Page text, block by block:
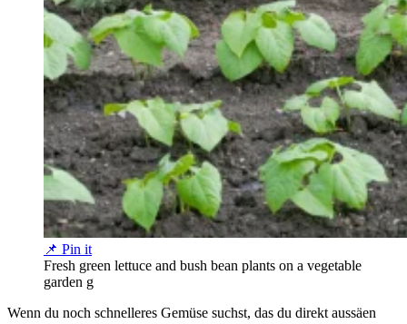
📌 Pin it
Fresh green lettuce and bush bean plants on a vegetable
garden g
Wenn du noch schnelleres Gemüse suchst, das du direkt aussäen